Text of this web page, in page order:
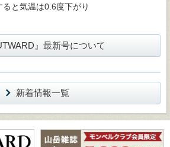
と気温は0.6度下がり
』最新号について
新着情報一覧